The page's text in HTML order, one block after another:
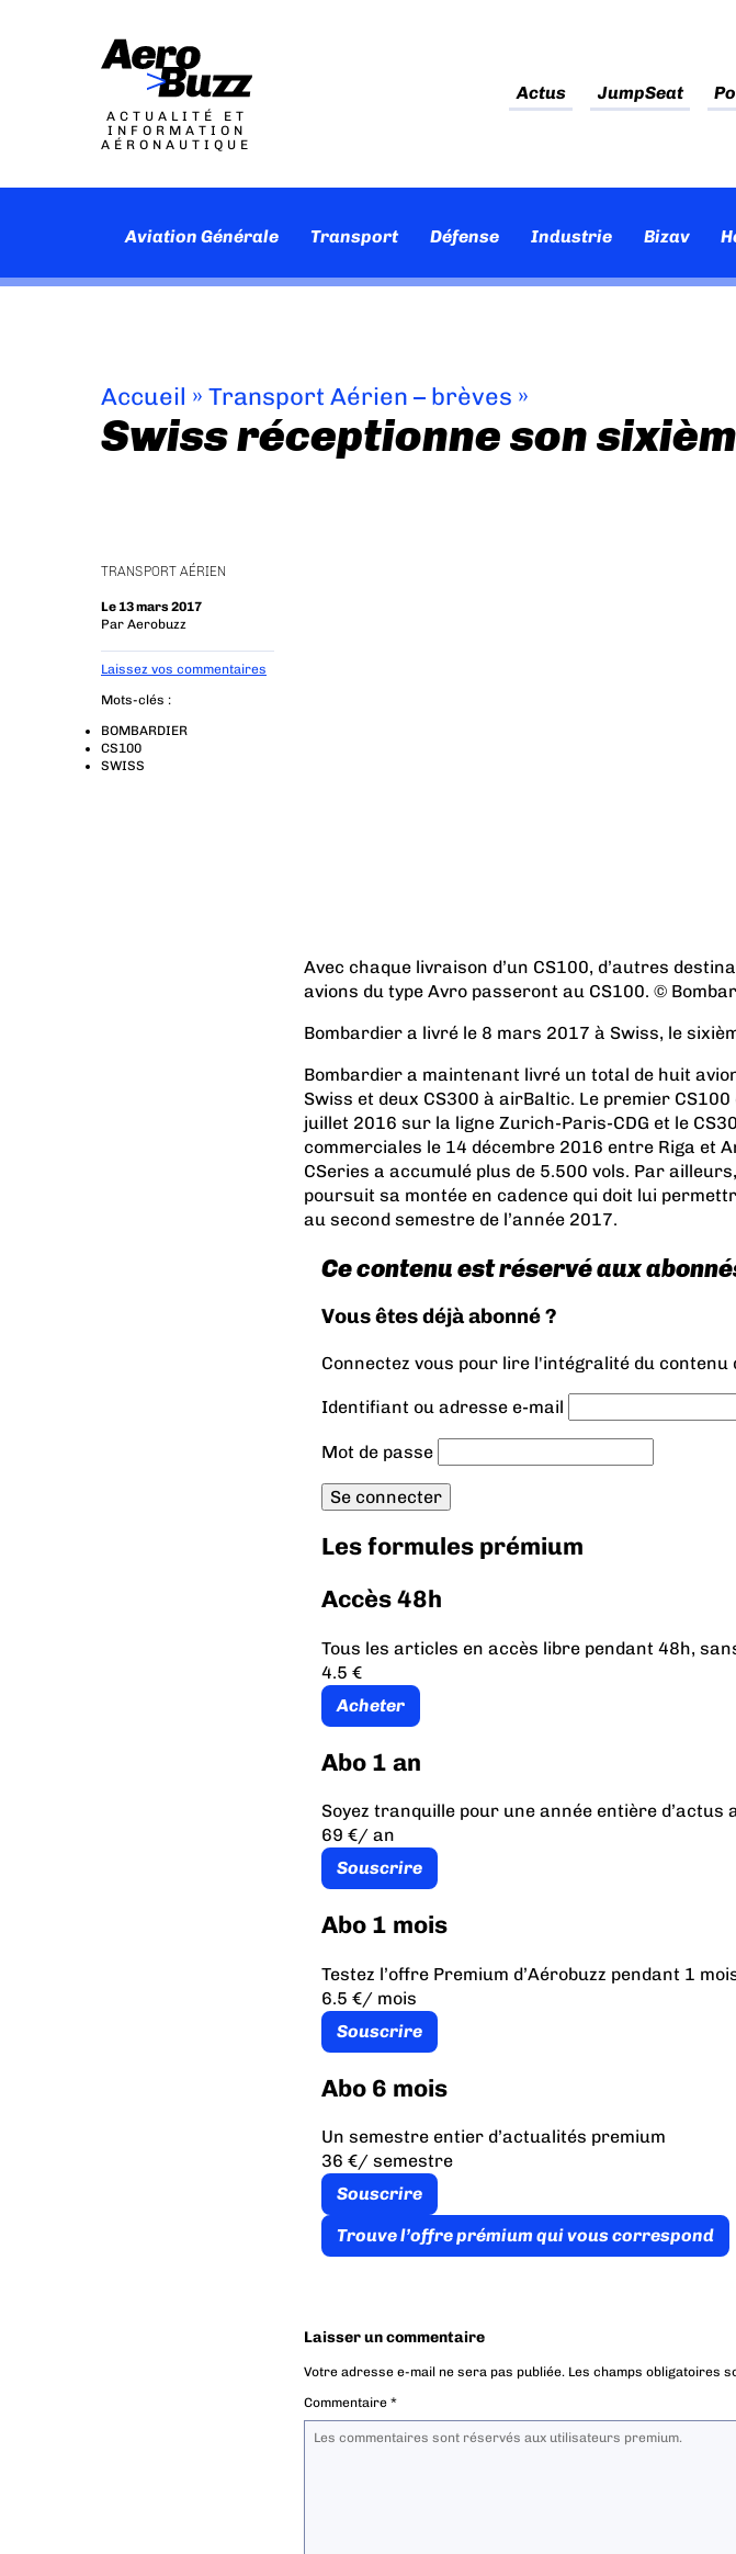
ACTUALITÉ ET
INFORMATION
AÉRONAUTIQUE
Actus JumpSeat
Aviation Générale Transport Défense Industrie Bizav
Accueil » Transport Aérien – brèves »
Swiss réceptionne son
TRANSPORT AÉRIEN
Le 13 mars 2017
Par Aerobuzz
Laissez vos commentaires
Mots-clés :
BOMBARDIER
CS100
SWISS
Avec chaque livraison d’un CS100, d’autres
avions du type Avro passeront au CS100. ©
Bombardier a livré le 8 mars 2017 à Swiss, le
Bombardier a maintenant livré un total de huit
Swiss et deux CS300 à airBaltic. Le premier
juillet 2016 sur la ligne Zurich-Paris-CDG et le
commerciales le 14 décembre 2016 entre Riga et
CSeries a accumulé plus de 5.500 vols. Par
poursuit sa montée en cadence qui doit lui
au second semestre de l’année 2017.
Ce contenu est réservé aux
Vous êtes déjà abonné ?
Connectez vous pour lire l'intégralité du contenu
Identifiant ou adresse e-mail
Mot de passe
Les formules prémium
Accès 48h
Tous les articles en accès libre pendant 48h,
4.5 €
Acheter
Abo 1 an
Soyez tranquille pour une année entière d’actus
69 €/ an
Souscrire
Abo 1 mois
Testez l’offre Premium d’Aérobuzz pendant 1
6.5 €/ mois
Souscrire
Abo 6 mois
Un semestre entier d’actualités premium
36 €/ semestre
Souscrire
Trouve l’offre prémium qui vous correspond
Laisser un commentaire
Votre adresse e-mail ne sera pas publiée. Les champs obligatoires
Commentaire *